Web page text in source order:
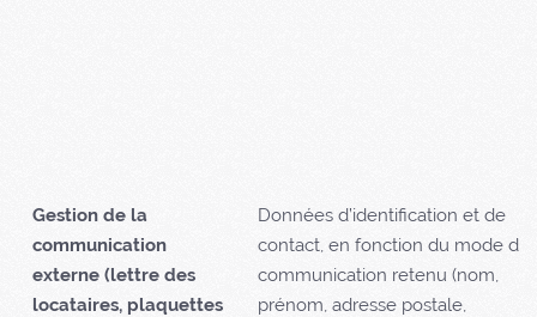
Gestion de la
communication
externe (lettre des
locataires, plaquettes
Données d’identification et de
contact, en fonction du mode de
communication retenu (nom,
prénom, adresse postale,